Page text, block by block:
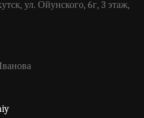
ул. Ойунского, 6г, 3 этаж,